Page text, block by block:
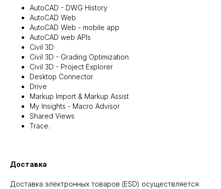
AutoCAD - DWG History
AutoCAD Web
AutoCAD Web - mobile app
AutoCAD web APIs
Civil 3D
Civil 3D - Grading Optimization
Civil 3D - Project Explorer
Desktop Connector
Drive
Markup Import & Markup Assist
My Insights - Macro Advisor
Shared Views
Trace.
Доставка
Доставка электронных товаров (ESD) осуществляется